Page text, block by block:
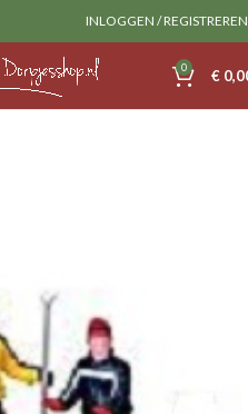
INLOGGEN / REGISTREREN
0 €